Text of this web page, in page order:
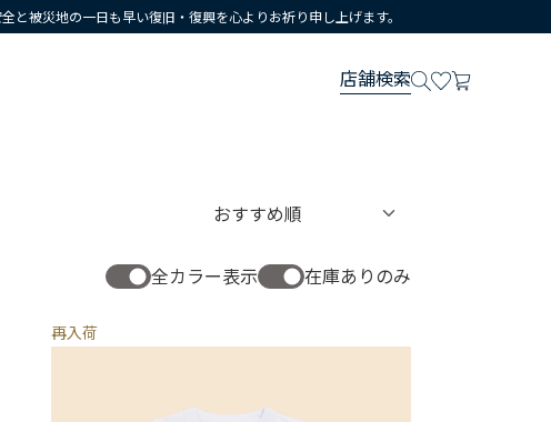
被災地の一日も早い復旧・復興を心よりお祈り申し上げます。
店舗検索
全カラー表示 在庫ありのみ
再入荷